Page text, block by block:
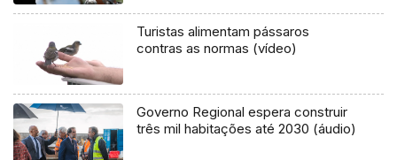
Turistas alimentam pássaros
contras as normas (vídeo)
Governo Regional espera construir
três mil habitações até 2030 (áudio)